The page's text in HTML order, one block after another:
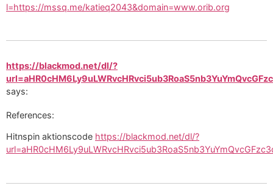
l=https://mssq.me/katieq2043&domain=www.orib.org
https://blackmod.net/dl/?
says:
References:
Hitnspin aktionscode https://blackmod.net/dl/?